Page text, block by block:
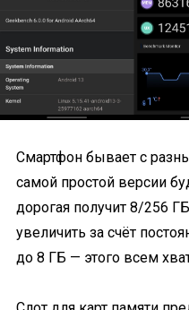
Смартфон бывает с
самой простой версии
дорогая получит 8/256
увеличить за счёт
до 8 ГБ — этого всем